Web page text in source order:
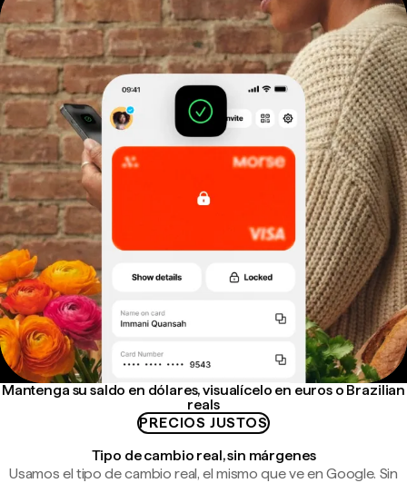
Mantenga su saldo en dólares, visualícelo en euros o Brazilian
reals
PRECIOS JUSTOS
Tipo de cambio real, sin márgenes
Usamos el tipo de cambio real, el mismo que ve en Google. Sin